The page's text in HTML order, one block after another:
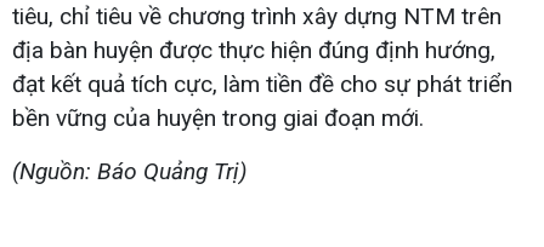
tiêu, chỉ tiêu về chương trình xây dựng NTM trên
địa bàn huyện được thực hiện đúng định hướng,
đạt kết quả tích cực, làm tiền đề cho sự phát triển
bền vững của huyện trong giai đoạn mới.
(Nguồn: Báo Quảng Trị)